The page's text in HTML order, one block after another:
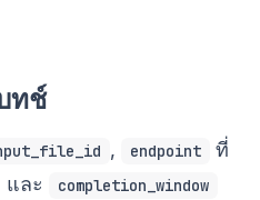
ทช์
, endpoint
ที่
และ
completion_window